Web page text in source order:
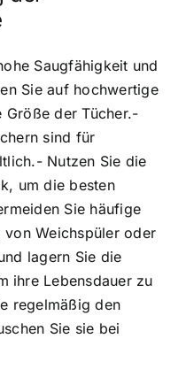
Saugfähigkeit und
Sie auf hochwertige
Größe der Tücher.-
sind für
Nutzen Sie die
um die besten
Sie häufige
von Weichspüler oder
lagern Sie die
ihre Lebensdauer zu
regelmäßig den
Sie sie bei